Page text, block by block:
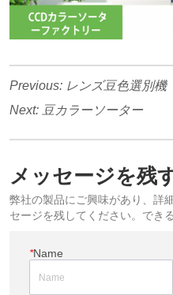
Previous: レンズ豆色選別機
Next: 豆カラーソーター
メッセージを残
弊社の製品にご興味があり、詳
セージを残してください。でき
*Name